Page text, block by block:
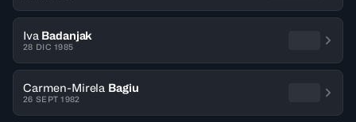
Iva Badanjak
28 DIC 1985
Carmen-Mirela Bagiu
26 SEPT 1982